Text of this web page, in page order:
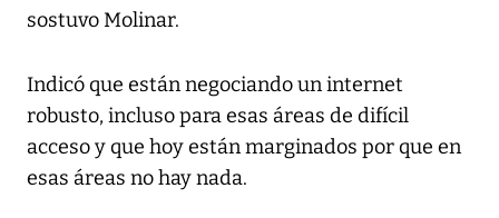
sostuvo Molinar.
Indicó que están negociando un internet
robusto, incluso para esas áreas de difícil
acceso y que hoy están marginados por que en
esas áreas no hay nada.